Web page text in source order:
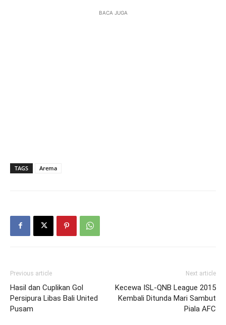
BACA JUGA
TAGS Arema
Previous article
Hasil dan Cuplikan Gol
Persipura Libas Bali United
Pusam
Next article
Kecewa ISL-QNB League 2015
Kembali Ditunda Mari Sambut
Piala AFC